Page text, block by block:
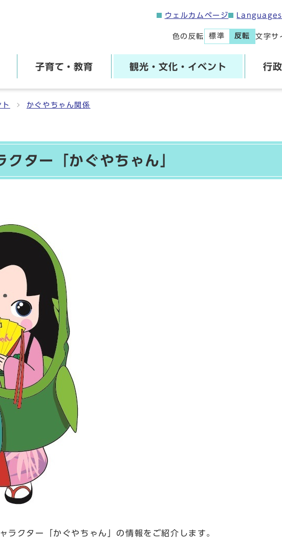
ウェルカムページ Languages
色の反転 標準 反転 文字サ
子育て・教育 観光・文化・イベント 行
かぐやちゃん関係
ター「かぐやちゃん」
ラクター「かぐやちゃん」の情報をご紹介します。